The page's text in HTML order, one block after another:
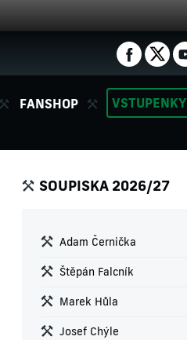
FANSHOP VSTUPENKY
SOUPISKA 2026/27
Adam Černička
Štěpán Falcník
Marek Hůla
Josef Chýle